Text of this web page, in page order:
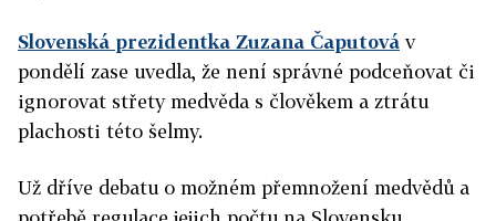
Slovenská prezidentka Zuzana Čaputová v
pondělí zase uvedla, že není správné podceňovat či
ignorovat střety medvěda s člověkem a ztrátu
plachosti této šelmy.
Už dříve debatu o možném přemnožení medvědů a